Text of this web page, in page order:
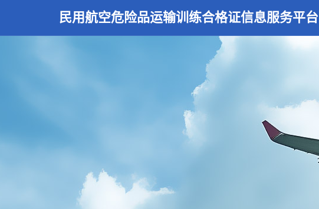
民用航空危险品运输训练合格证信息服务平台